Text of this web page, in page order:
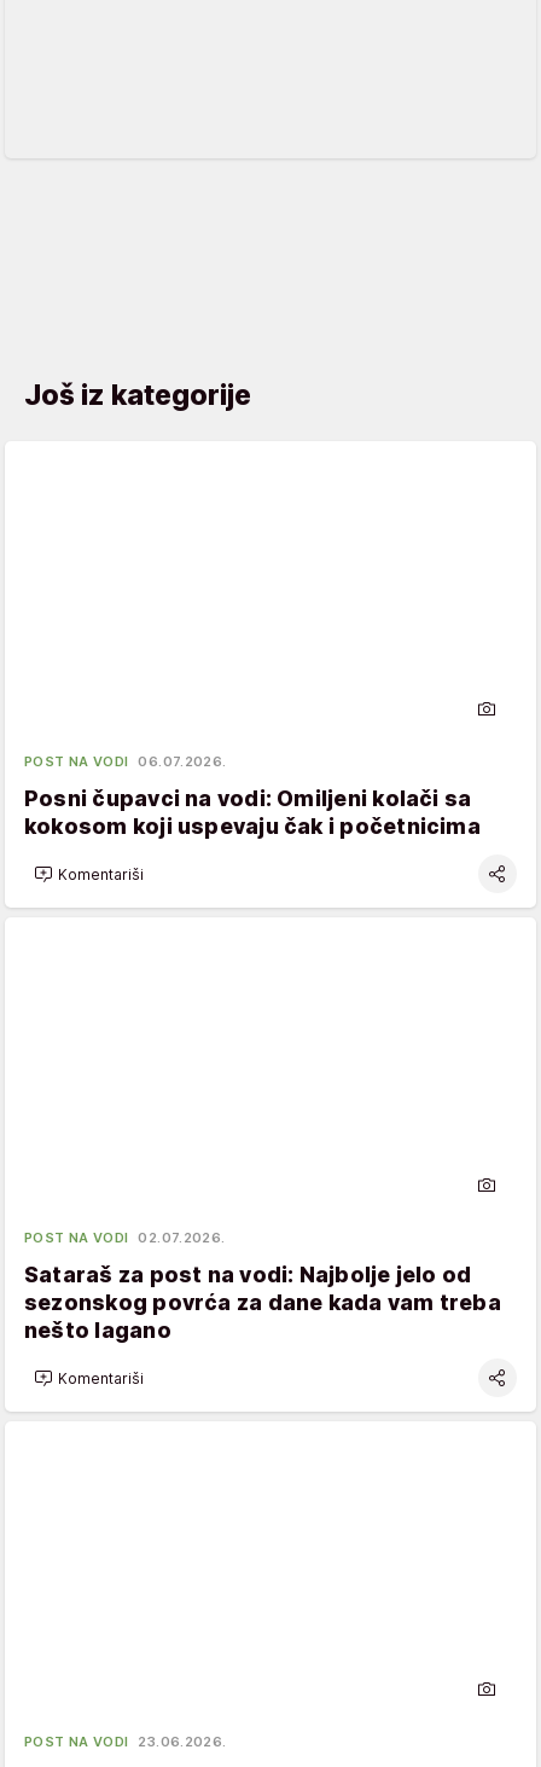
Još iz kategorije
POST NA VODI 06.07.2026.
Posni čupavci na vodi: Omiljeni kolači sa
kokosom koji uspevaju čak i početnicima
Komentariši
POST NA VODI 02.07.2026.
Sataraš za post na vodi: Najbolje jelo od
sezonskog povrća za dane kada vam treba
nešto lagano
Komentariši
POST NA VODI 23.06.2026.